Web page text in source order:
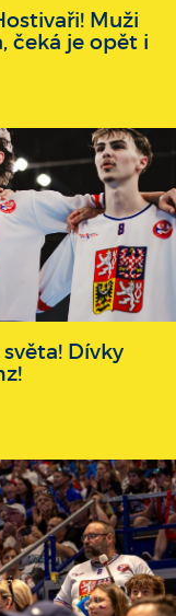
Muži
čeká je opět i
Dívky